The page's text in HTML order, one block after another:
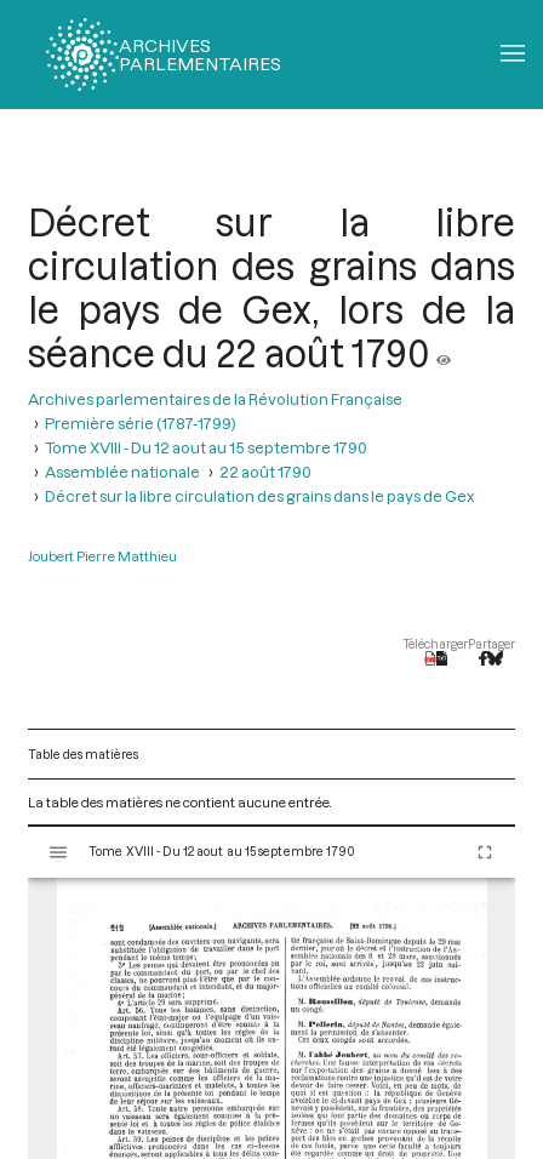
ARCHIVES
PARLEMENTAIRES
Décret sur la libre
circulation des grains dans
le pays de Gex, lors de la
séance du 22 août 1790
Archives parlementaires de la Révolution Française
Première série (1787-1799)
Tome XVIII - Du 12 aout au 15 septembre 1790
Assemblée nationale
22 août 1790
Décret sur la libre circulation des grains dans le pays de Gex
Joubert Pierre Matthieu
TéléchargerPartager
Table des matières
La table des matières ne contient aucune entrée.
s
Tome XVIII - Du 12 aout au 15 septembre 1790